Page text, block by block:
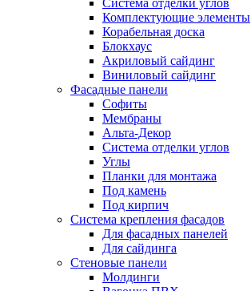
Система отделки углов
Комплектующие элементы
Корабельная доска
Блокхаус
Акриловый сайдинг
Виниловый сайдинг
Фасадные панели
Софиты
Мембраны
Альта-Декор
Система отделки углов
Углы
Планки для монтажа
Под камень
Под кирпич
Система крепления фасадов
Для фасадных панелей
Для сайдинга
Стеновые панели
Молдинги